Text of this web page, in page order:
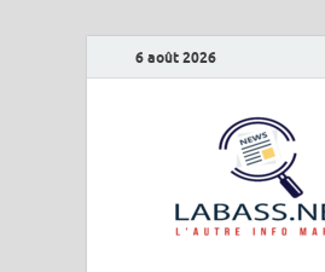
6 août 2026